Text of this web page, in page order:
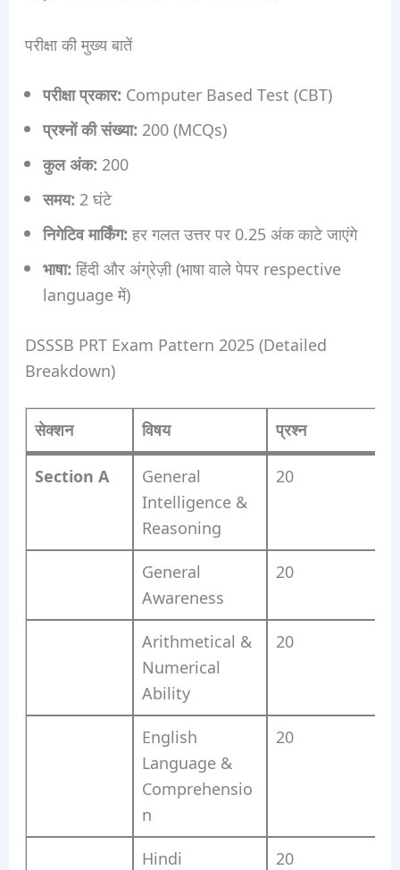
परीक्षा की मुख्य बातें
परीक्षा प्रकार:Computer Based Test (CBT)
प्रश्नों की संख्या:200 (MCQs)
कुल अंक:200
समय:2 घंटे
निगेटिव मार्किंग:हर गलत उत्तर पर 0.25 अंक काटे जाएंगे
भाषा:हिंदी और अंग्रेज़ी (भाषा वाले पेपर respective
language में)
DSSSB PRT Exam Pattern 2025 (Detailed
Breakdown)
सेक्शन विषय प्रश्न
Section A
General
Intelligence &
Reasoning
20
General
Awareness
20
Arithmetical &
Numerical
Ability
20
English
Language &
Comprehensio
n
20
Hindi
20